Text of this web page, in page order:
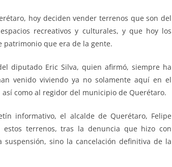
hoy deciden vender terrenos que son del
recreativos y culturales, y que hoy los
patrimonio que era de la gente.
diputado Eric Silva, quien afirmó, siempre ha
venido viviendo ya no solamente aquí en el
como al regidor del municipio de Querétaro.
informativo, el alcalde de Querétaro, Felipe
terrenos, tras la denuncia que hizo con
sino la cancelación definitiva de la